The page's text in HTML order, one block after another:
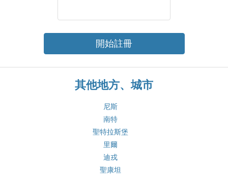
開始註冊
其他地方、城市
尼斯
南特
聖特拉斯堡
里爾
迪戎
聖康坦